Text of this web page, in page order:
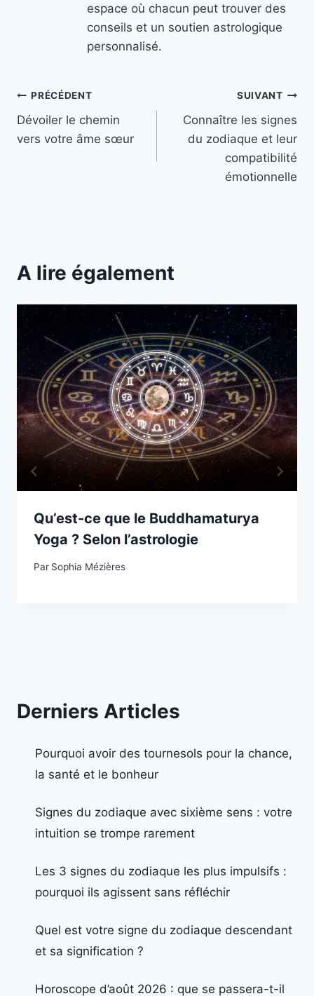
espace où chacun peut trouver des
conseils et un soutien astrologique
personnalisé.
Navigation
de
PRÉCÉDENT
Dévoiler le chemin
vers votre âme sœur
SUIVANT
Connaître les signes
du zodiaque et leur
compatibilité
émotionnelle
A lire également
Qu’est-ce que le Buddhamaturya
Yoga ? Selon l’astrologie
Par Sophia Mézières
Derniers Articles
Pourquoi avoir des tournesols pour la chance,
la santé et le bonheur
Signes du zodiaque avec sixième sens : votre
intuition se trompe rarement
Les 3 signes du zodiaque les plus impulsifs :
pourquoi ils agissent sans réfléchir
Quel est votre signe du zodiaque descendant
et sa signification ?
Horoscope d’août 2026 : que se passera-t-il